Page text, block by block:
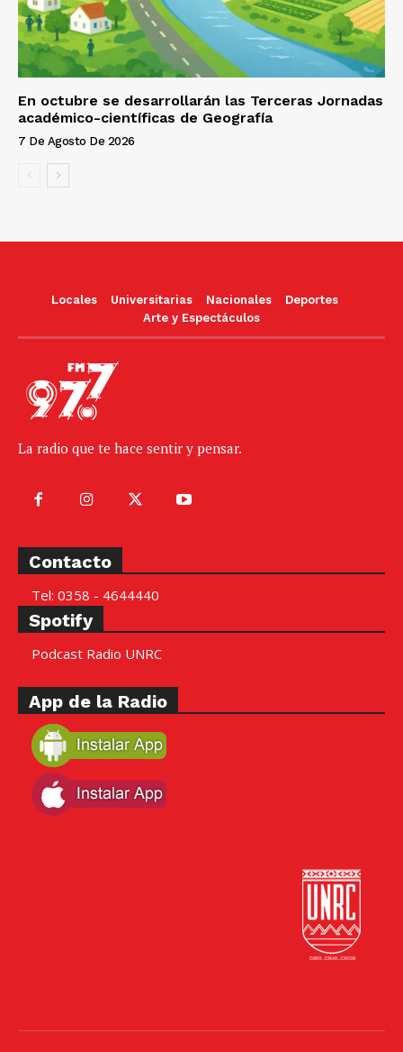
En octubre se desarrollarán las Terceras Jornadas
académico-científicas de Geografía
7 De Agosto De 2026
Locales Universitarias Nacionales
Deportes
Arte y Espectáculos
La radio que te hace sentir y pensar.
Contacto
Tel: 0358 - 4644440
Spotify
Podcast Radio UNRC
App de la Radio